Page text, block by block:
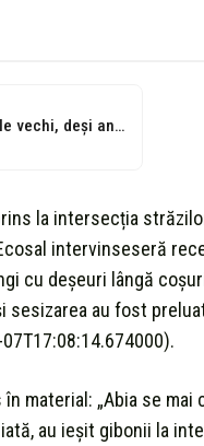
Cetățenii păstrează obiceiurile vechi, deși angajații Ecosal au curățat zona recent
la intersecția
intervinseseră
cu deșeuri lângă
sesizarea au fost
material: „Abia se
au ieșit gibonii la